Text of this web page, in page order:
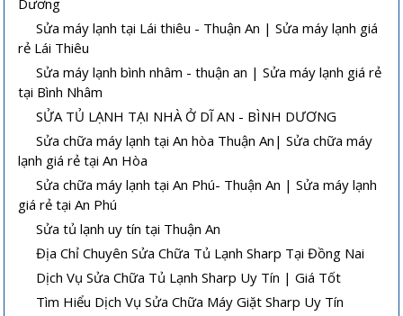
Dương
Sửa máy lạnh tại Lái thiêu - Thuận An | Sửa máy lạnh giá
rẻ Lái Thiêu
Sửa máy lạnh bình nhâm - thuận an | Sửa máy lạnh giá rẻ
tại Bình Nhâm
SỬA TỦ LẠNH TẠI NHÀ Ở DĨ AN - BÌNH DƯƠNG
Sửa chữa máy lạnh tại An hòa Thuận An| Sửa chữa máy
lạnh giá rẻ tại An Hòa
Sửa chữa máy lạnh tại An Phú- Thuận An | Sửa máy lạnh
giá rẻ tại An Phú
Sửa tủ lạnh uy tín tại Thuận An
Địa Chỉ Chuyên Sửa Chữa Tủ Lạnh Sharp Tại Đồng Nai
Dịch Vụ Sửa Chữa Tủ Lạnh Sharp Uy Tín | Giá Tốt
Tìm Hiểu Dịch Vụ Sửa Chữa Máy Giặt Sharp Uy Tín